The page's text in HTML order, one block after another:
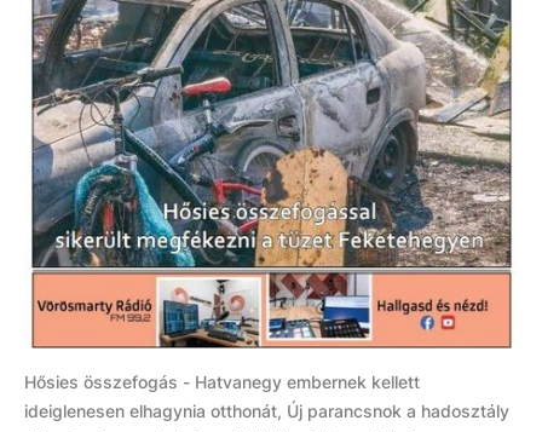
Hősies összefogás - Hatvanegy embernek kellett
ideiglenesen elhagynia otthonát, Új parancsnok a hadosztály